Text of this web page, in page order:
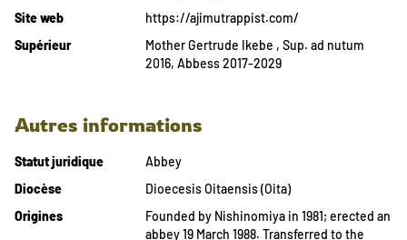
Site web
https://ajimutrappist.com/
Supérieur
Mother Gertrude Ikebe , Sup. ad nutum
2016, Abbess 2017-2029
Autres informations
Statut juridique
Abbey
Diocèse
Dioecesis Oitaensis (Oita)
Origines
Founded by Nishinomiya in 1981; erected an
abbey 19 March 1988. Transferred to the